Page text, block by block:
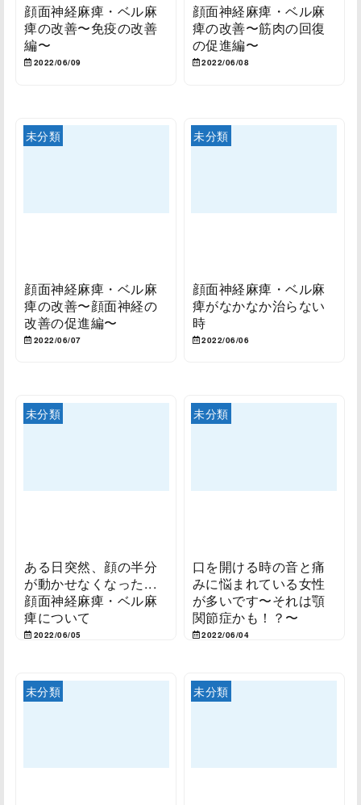
顔面神経麻痺・ベル麻
痺の改善〜免疫の改善
編〜
2022/06/09
顔面神経麻痺・ベル麻
痺の改善〜筋肉の回復
の促進編〜
2022/06/08
未分類
顔面神経麻痺・ベル麻
痺の改善〜顔面神経の
改善の促進編〜
2022/06/07
未分類
顔面神経麻痺・ベル麻
痺がなかなか治らない
時
2022/06/06
未分類
ある日突然、顔の半分
が動かせなくなった...
顔面神経麻痺・ベル麻
痺について
2022/06/05
未分類
口を開ける時の音と痛
みに悩まれている女性
が多いです〜それは顎
関節症かも！？〜
2022/06/04
未分類 未分類